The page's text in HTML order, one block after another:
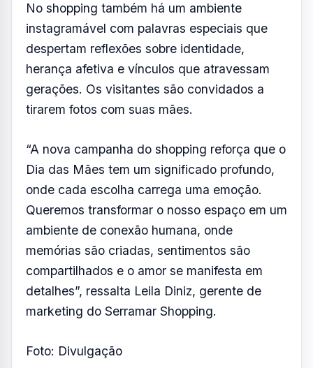
No shopping também há um ambiente
instagramável com palavras especiais que
despertam reflexões sobre identidade,
herança afetiva e vínculos que atravessam
gerações. Os visitantes são convidados a
tirarem fotos com suas mães.
“A nova campanha do shopping reforça que o
Dia das Mães tem um significado profundo,
onde cada escolha carrega uma emoção.
Queremos transformar o nosso espaço em um
ambiente de conexão humana, onde
memórias são criadas, sentimentos são
compartilhados e o amor se manifesta em
detalhes”, ressalta Leila Diniz, gerente de
marketing do Serramar Shopping.
Foto: Divulgação